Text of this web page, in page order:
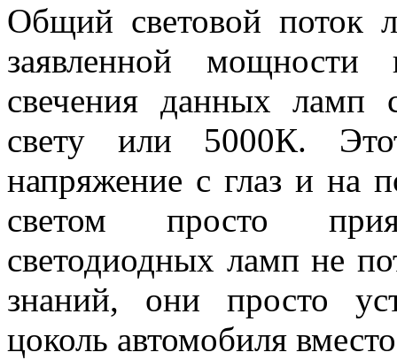
Общий световой поток
заявленной мощности
свечения данных ламп
свету или 5000К.
напряжение с глаз и на
светом просто
светодиодных ламп не
знаний, они просто
цоколь автомобиля